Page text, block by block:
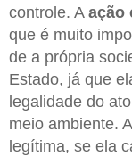
controle. A ação
que é muito
de a própria
Estado, já que
legalidade do
meio ambiente.
legítima, se ela